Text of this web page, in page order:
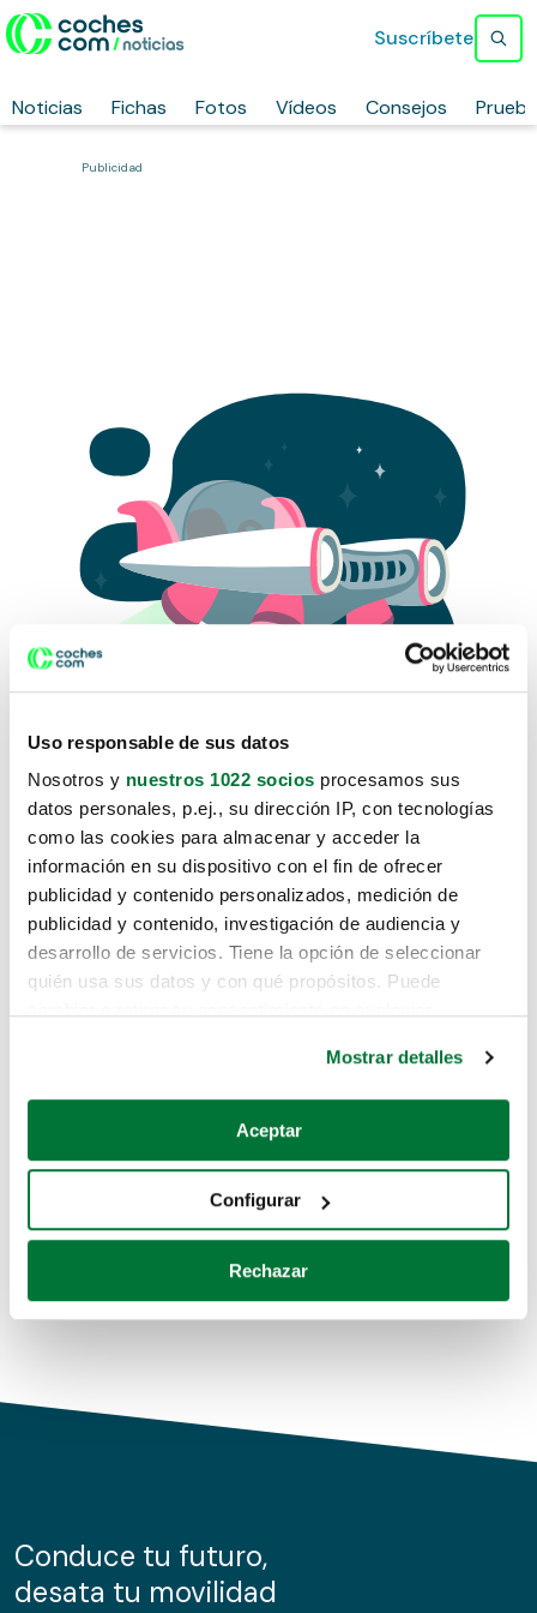
Uso responsable de sus datos
Nosotros y nuestros 1022 socios procesamos sus
datos personales, p.ej., su dirección IP, con tecnologías
como las cookies para almacenar y acceder la
información en su dispositivo con el fin de ofrecer
publicidad y contenido personalizados, medición de
publicidad y contenido, investigación de audiencia y
desarrollo de servicios. Tiene la opción de seleccionar
quién usa sus datos y con qué propósitos. Puede
Si lo permite, también quisiéramos:
Recopilar información sobre su ubicación geográfica
Identificar su dispositivo analizándolo activamente
para buscar características específicas (huellas
Obtenga más información sobre cómo se procesan sus
de cookies.
información sobre el uso que haga del sitio web con
nuestros partners de redes sociales, publicidad y análisis
Mostrar detalles
Aceptar
Configurar
Rechazar
Noticias Fichas Fotos Vídeos Consejos
Suscríbete
Publicidad
Lo sentimos, no sabemos como
te hemos traido hasta aquí.
Pero puedes encontrar el coche que estás
buscando en alguno de estos enlaces:
Coches de segunda mano
Coches de km0
Conduce tu futuro,
desata tu movilidad